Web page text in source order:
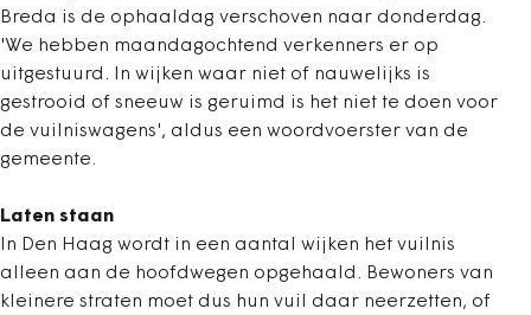
Breda is de ophaaldag verschoven naar donderdag.
'We hebben maandagochtend verkenners er op
uitgestuurd. In wijken waar niet of nauwelijks is
gestrooid of sneeuw is geruimd is het niet te doen voor
de vuilniswagens', aldus een woordvoerster van de
gemeente.
Laten staan
In Den Haag wordt in een aantal wijken het vuilnis
alleen aan de hoofdwegen opgehaald. Bewoners van
kleinere straten moet dus hun vuil daar neerzetten, of